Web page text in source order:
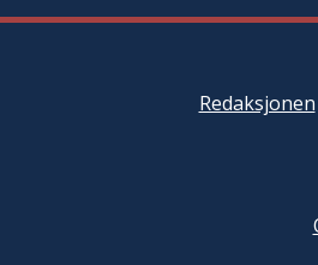
Redaksjonen